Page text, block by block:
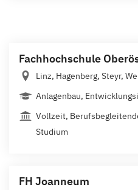
Fachhochschule
Linz, Hagenberg, Steyr,
Anlagenbau,
Vollzeit,
Studium
FH Joanneum